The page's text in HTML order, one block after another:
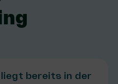
bereits in der